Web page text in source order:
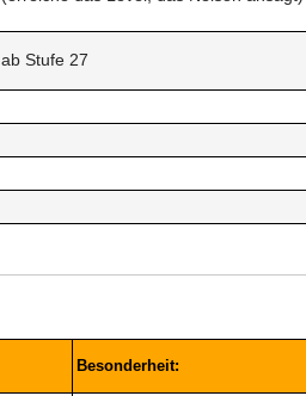
ab Stufe 27
Besonderheit: